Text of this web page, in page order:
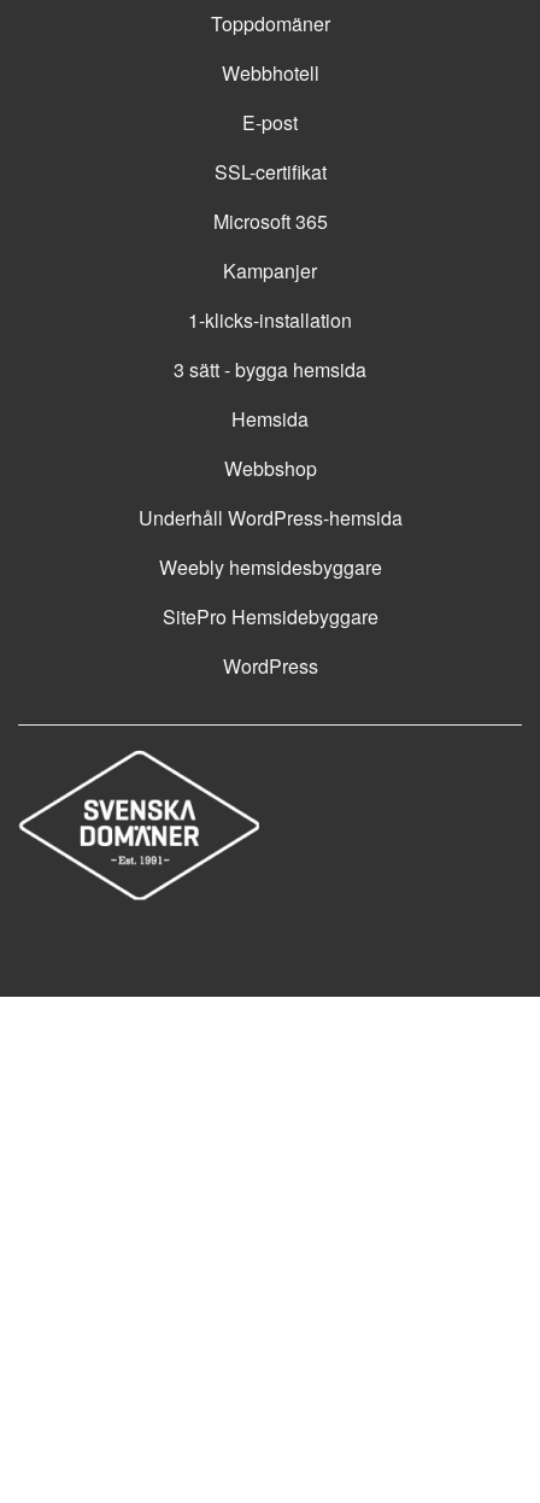
Toppdomäner
Webbhotell
E-post
SSL-certifikat
Microsoft 365
Kampanjer
1-klicks-installation
3 sätt - bygga hemsida
Hemsida
Webbshop
Underhåll WordPress-hemsida
Weebly hemsidesbyggare
SitePro Hemsidebyggare
WordPress